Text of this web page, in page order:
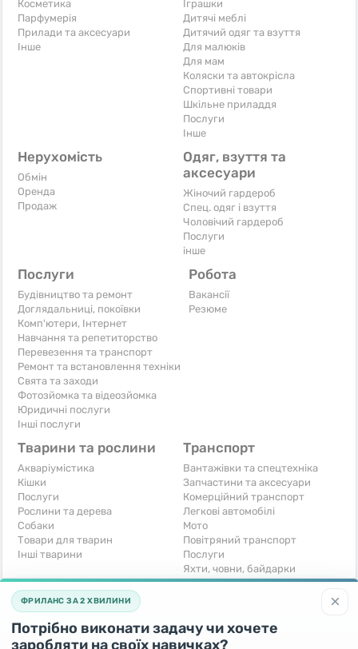
Косметика
Парфумерія
Прилади та аксесуари
Iнше
Іграшки
Дитячі меблі
Дитячий одяг та взуття
Для малюків
Для мам
Коляски та автокрісла
Спортивні товари
Шкільне приладдя
Послуги
Iнше
Нерухомість
Обмін
Оренда
Продаж
Одяг, взуття та
аксесуари
Жіночий гардероб
Спец. одяг і взуття
Чоловічий гардероб
Послуги
інше
Послуги
Будівництво та ремонт
Доглядальниці, покоївки
Комп'ютери, Інтернет
Навчання та репетиторство
Перевезення та транспорт
Ремонт та встановлення техніки
Свята та заходи
Фотозйомка та відеозйомка
Юридичні послуги
Інші послуги
Робота
Вакансії
Резюме
Тварини та рослини
Акваріумістика
Кішки
Послуги
Рослини та дерева
Собаки
Товари для тварин
Інші тварини
Транспорт
Вантажівки та спецтехніка
Запчастини та аксесуари
Комерційний транспорт
Легкові автомобілі
Мото
Повітряний транспорт
Послуги
Яхти, човни, байдарки
Інші транспортні засоби
Хобі та відпочинок
Книги та журнали
Музичні інструменти
Готовий бізнес
Устаткування для бізнесу
×
ФРИЛАНС ЗА 2 ХВИЛИНИ
Потрібно виконати задачу чи хочете
заробляти на своїх навичках?